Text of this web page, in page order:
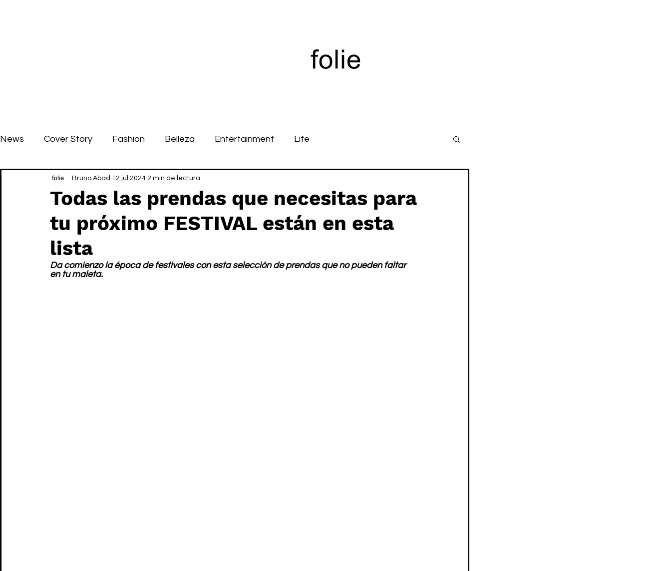
News Cover Story Fashion Belleza Entertainment Life
Todas las prendas que necesitas para
tu próximo FESTIVAL están en esta
lista
Bruno Abad 12 jul 2024 2 min de lectura
Da comienzo la época de festivales con esta selección de prendas que no pueden faltar
en tu maleta.